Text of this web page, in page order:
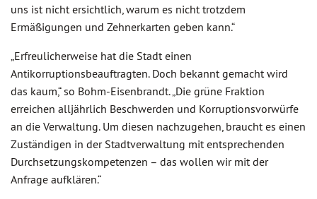
uns ist nicht ersichtlich, warum es nicht trotzdem
Ermäßigungen und Zehnerkarten geben kann.“
„Erfreulicherweise hat die Stadt einen
Antikorruptionsbeauftragten. Doch bekannt gemacht wird
das kaum,“ so Bohm-Eisenbrandt. „Die grüne Fraktion
erreichen alljährlich Beschwerden und Korruptionsvorwürfe
an die Verwaltung. Um diesen nachzugehen, braucht es einen
Zuständigen in der Stadtverwaltung mit entsprechenden
Durchsetzungskompetenzen – das wollen wir mit der
Anfrage aufklären.“